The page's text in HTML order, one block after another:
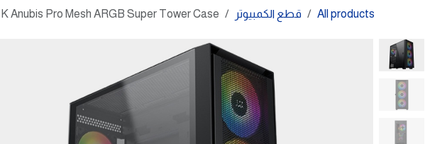
All products قطع الكمبيوتر Anubis Pro Mesh ARGB Super Tower Case